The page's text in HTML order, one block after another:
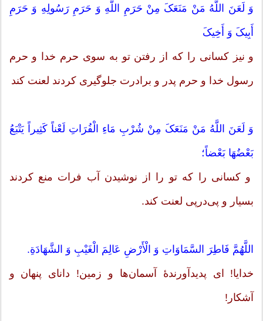
وَ لَعَنَ اللَّهُ مَنْ مَنَعَکَ مِنْ حَرَمِ اللَّهِ وَ حَرَمِ رَسُولِهِ وَ حَرَمِ
أَبِیکَ وَ أَخِیکَ
و نیز کسانى را که از رفتن تو به سوى حرم خدا و حرم
رسول خدا و حرم پدر و برادرت جلوگیرى کردند لعنت کند
وَ لَعَنَ اللَّهُ مَنْ مَنَعَکَ مِنْ شُرْبِ مَاءِ الْفُرَاتِ لَعْناً کَثِیراً یَتْبَعُ
بَعْضُهَا بَعْضاً؛
و کسانى را که تو را از نوشیدن آب فرات منع کردند
بسیار و پى‌درپى لعنت کند.
اللَّهُمَّ فَاطِرَ السَّمَاوَاتِ وَ الْأَرْضِ عَالِمَ الْغَیْبِ وَ الشَّهَادَةِ.
خدایا! اى پدیدآورندۀ آسمان‌ها و زمین! داناى پنهان و
آشکار!